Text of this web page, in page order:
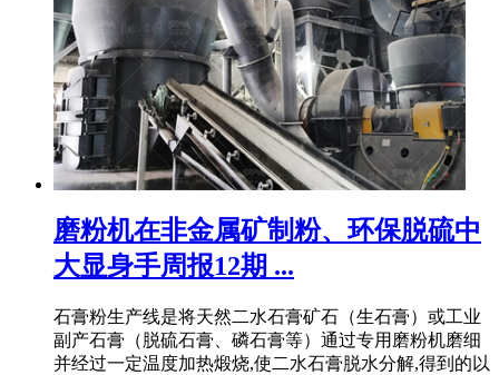
磨粉机在非金属矿制粉、环保脱硫中
大显身手周报12期 ...
石膏粉生产线是将天然二水石膏矿石（生石膏）或工业
副产石膏（脱硫石膏、磷石膏等）通过专用磨粉机磨细
并经过一定温度加热煅烧,使二水石膏脱水分解,得到的以